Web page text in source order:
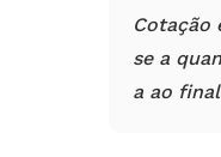
Cotação
se a
a ao